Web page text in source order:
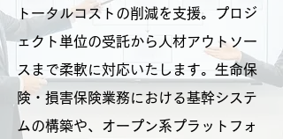
トータルコストの削減を支援。プロジ
ェクト単位の受託から人材アウトソー
スまで柔軟に対応いたします。生命保
険・損害保険業務における基幹システ
ムの構築や、オープン系プラットフォ